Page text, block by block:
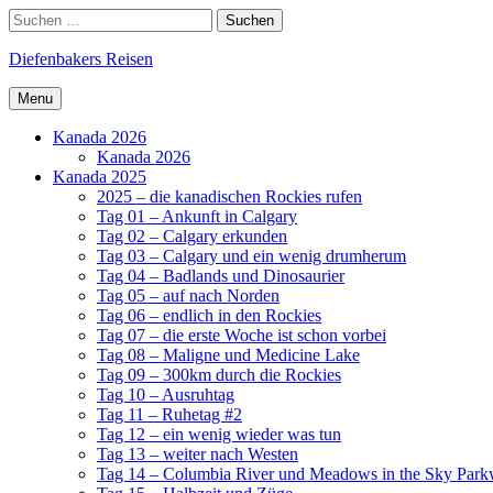
Skip
to
content
Search
Suchen
nach:
Diefenbakers Reisen
Menu
Kanada 2026
Kanada 2026
Kanada 2025
2025 – die kanadischen Rockies rufen
Tag 01 – Ankunft in Calgary
Tag 02 – Calgary erkunden
Tag 03 – Calgary und ein wenig drumherum
Tag 04 – Badlands und Dinosaurier
Tag 05 – auf nach Norden
Tag 06 – endlich in den Rockies
Tag 07 – die erste Woche ist schon vorbei
Tag 08 – Maligne und Medicine Lake
Tag 09 – 300km durch die Rockies
Tag 10 – Ausruhtag
Tag 11 – Ruhetag #2
Tag 12 – ein wenig wieder was tun
Tag 13 – weiter nach Westen
Tag 14 – Columbia River und Meadows in the Sky